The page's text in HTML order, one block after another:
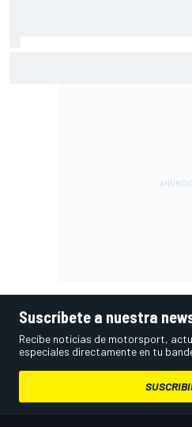
Suscríbete a nuestra
Recibe noticias de motorsport,
especiales directamente en tu